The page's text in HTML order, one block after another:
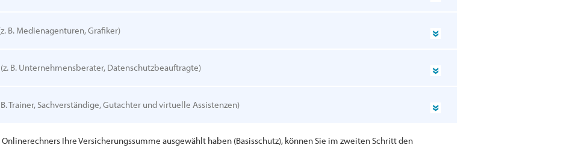
B. Medienagenturen, Grafiker)
(z. B. Unternehmensberater, Datenschutzbeauftragte)
B. Trainer, Sachverständige, Gutachter und virtuelle Assistenzen)
Ihre Versicherungssumme ausgewählt haben (Basisschutz), können Sie im zweiten Schritt den